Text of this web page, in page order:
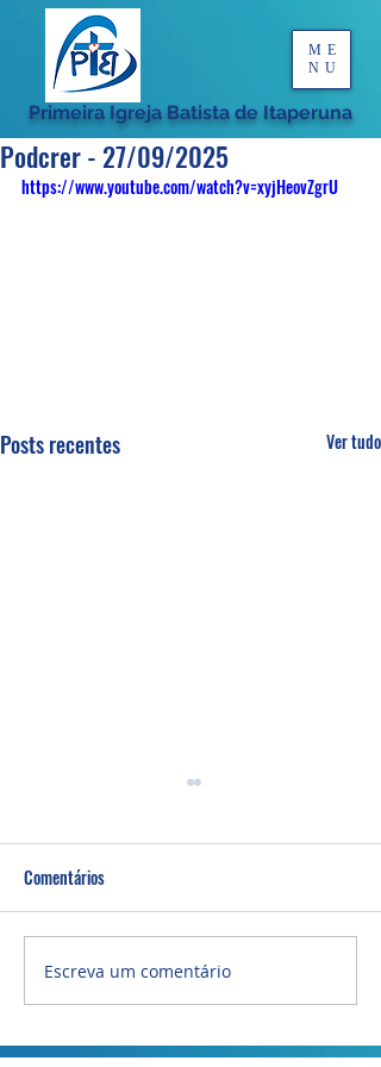
Primeira Igreja Batista de Itaperuna
ME
NU
Podcrer - 27/09/2025
https://www.youtube.com/watch?v=xyjHeovZgrU
Posts recentes Ver tudo
Culto Manhã - 09/08/2026
Comentários
Escreva um comentário